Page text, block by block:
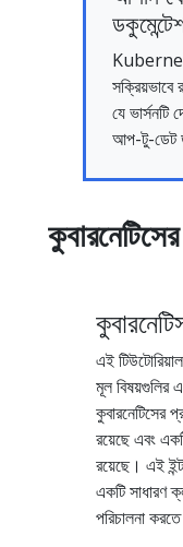
সক্রিয়ভাবে
যে ভার্সনটি
আপ-টু-ডেট
এই
মূল বিষয়গুলির
কুবারনেটিসের
রয়েছে এবং
রয়েছে। এই
একটি সাধারণ
পরিচালনা